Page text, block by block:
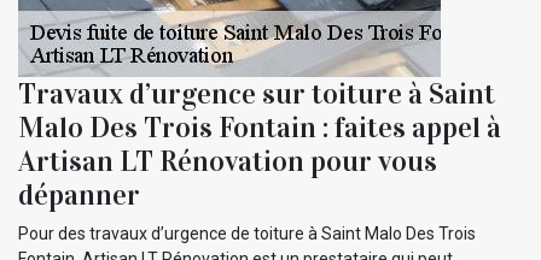
Travaux d’urgence sur toiture à Saint
Malo Des Trois Fontain : faites appel à
Artisan LT Rénovation pour vous
dépanner
Pour des travaux d’urgence de toiture à Saint Malo Des Trois